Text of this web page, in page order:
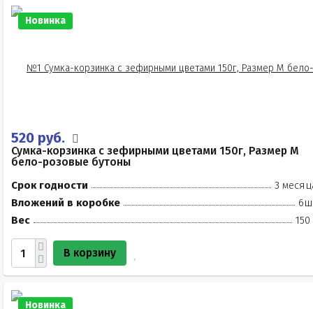
Новинка
520 руб.
Сумка-корзинка с зефирными цветами 150г, Размер М
бело-розовые бутоны
Срок годности
3
Вложений в коробке
Вес
150
В корзину
Новинка